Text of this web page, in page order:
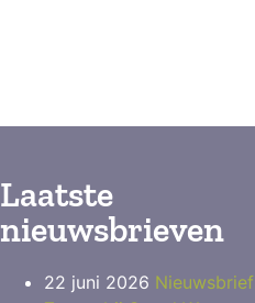
Laatste
nieuwsbrieven
22 juni 2026 Nieuwsbrief